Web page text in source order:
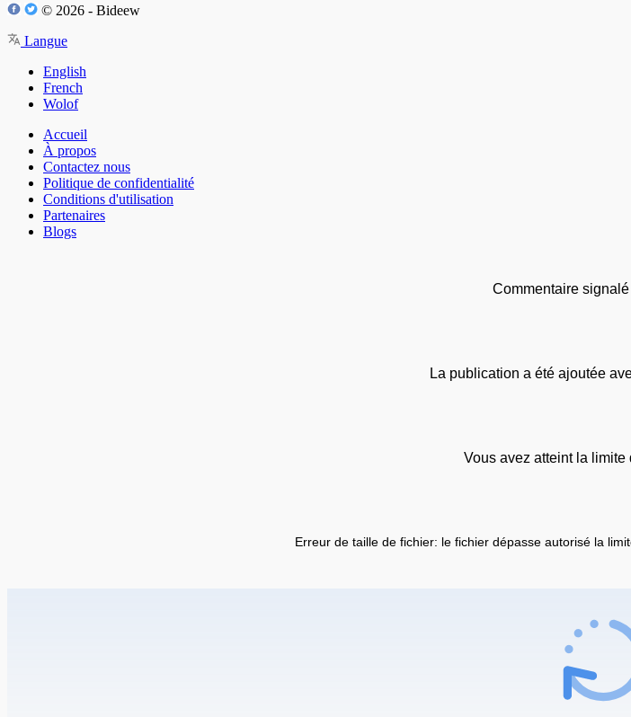
© 2026 - Bideew
Langue
English
French
Wolof
Accueil
À propos
Contactez nous
Politique de confidentialité
Conditions d'utilisation
Partenaires
Blogs
Commentaire
La publication a été ajoutée
Vous avez atteint la limite
Erreur de taille de fichier: le fichier dépasse autorisé la